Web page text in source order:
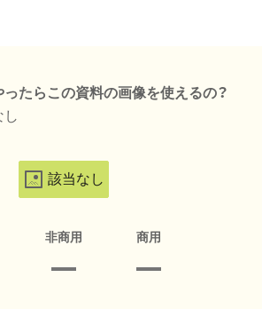
ったらこの資料の画像を使えるの？
し
該当なし
非商用 商用